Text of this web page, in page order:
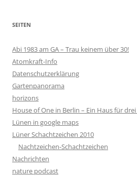
SEITEN
Abi 1983 am GA – Trau keinem über 30!
Atomkraft-Info
Datenschutzerklärung
Gartenpanorama
horizons
House of One in Berlin – Ein Haus für
Lünen in google maps
Lüner Schachtzeichen 2010
Nachtzeichen-Schachtzeichen
Nachrichten
nature podcast